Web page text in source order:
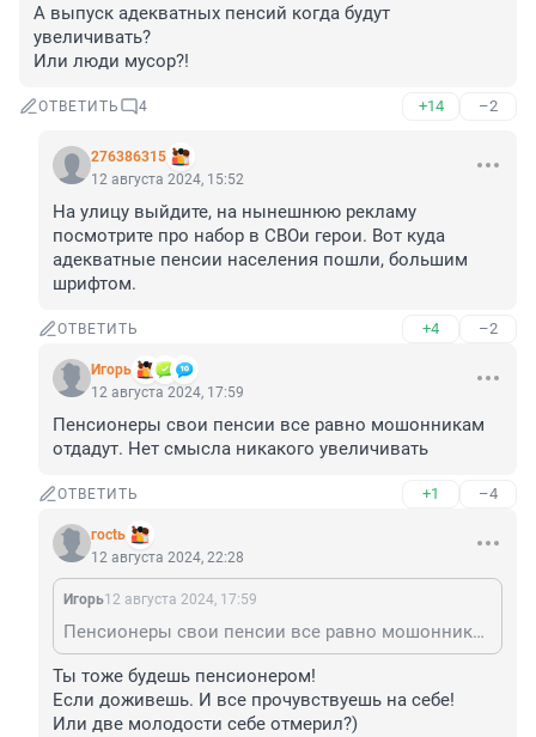
А выпуск адекватных пенсий когда будут
увеличивать?
Или люди мусор?!
ОТВЕТИТЬ 4 +14 –2
276386315
12 августа 2024, 15:52
На улицу выйдите, на нынешнюю рекламу
посмотрите про набор в СВОи герои. Вот куда
адекватные пенсии населения пошли, большим
шрифтом.
ОТВЕТИТЬ +4 –2
Игoрь
12 августа 2024, 17:59
Пенсионеры свои пенсии все равно мошонникам
отдадут. Нет смысла никакого увеличивать
ОТВЕТИТЬ +1 –4
гoсtь
12 августа 2024, 22:28
Игoрь12 августа 2024, 17:59
Пенсионеры свои пенсии все равно мошонникам отдадут. Нет смысла никакого увеличивать
Ты тоже будешь пенсионером!
Если доживешь. И все прочувствуешь на себе!
Или две молодости себе отмерил?)